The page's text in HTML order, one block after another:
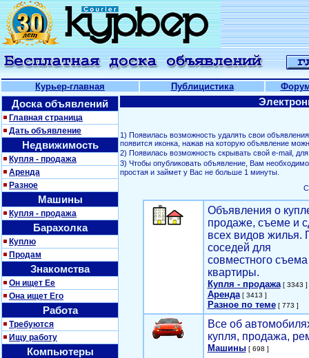
Курьер-главная Публицистика
Доска объявлений
Главная страница
Дать объявление
Недвижимость
Купля - продажа
Аренда
Разное
Машины
Купля - продажа
Барахолка
Куплю
Продам
Знакомства
Он ищет Ее
Она ищет Его
Работа
Требуются
Ищу работу
Компьютеры
1) Появилась возможность удалять свои
появится иконка, нажав на которую объявление
2) Появилась возможность скрывать свой е-mail,
3) Чтобы опубликовать объявление, Вам
простая и займет у Вас не больше 1 минуты.
Объявления о
продаже, съеме и
всех видов жилья.
соседей для
совместного съема
квартиры.
Купля - продажа[ 3343 ]
Аренда[ 3413 ]
Разное по теме[ 773 ]
Все об
купля, продажа,
Машины[ 698 ]